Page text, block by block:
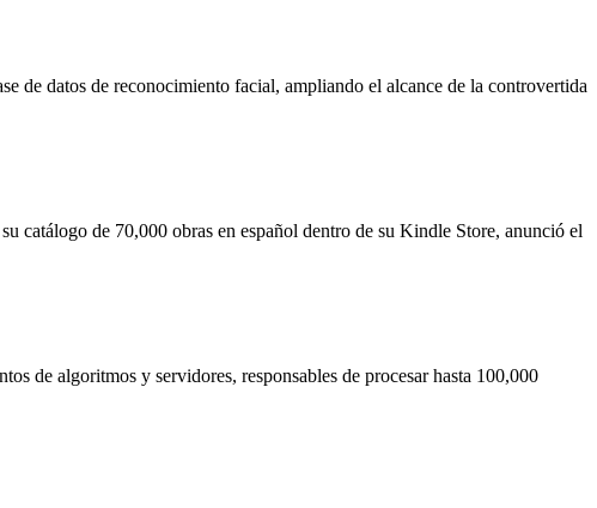
de datos de reconocimiento facial, ampliando el alcance de la controvertida
catálogo de 70,000 obras en español dentro de su Kindle Store, anunció el
de algoritmos y servidores, responsables de procesar hasta 100,000